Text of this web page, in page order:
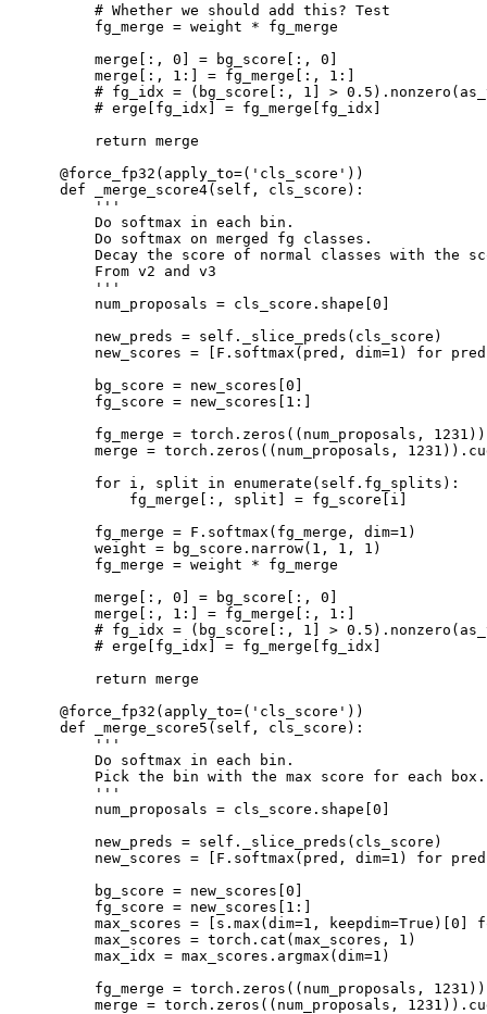
# Whether we should add this? Test
        fg_merge
= weight * fg_merge
        merge
:, 0 = bg_score :, 0
        merge
:, 1 : = fg_merge :, 1 :
# fg_idx = (bg_score[:, 1] >
# erge[fg_idx] = fg_merge[fg_idx]
return merge
    @force_fp32
( apply_to=( 'cls_score' ))
    def _merge_score4
( self, cls_score ) :
'' '
        Do softmax
in each bin.
        Do softmax on merged
fg classes.
Decay the score of normal classes with the
        From v2 and v3
'' '
        num_proposals
= cls_score.shape 0
        new_preds
= self._slice_preds ( cls_score )
        new_scores
= F.softmax ( pred, dim=1 ) for pred
        bg_score
= new_scores 0
        fg_score
= new_scores 1 :
        fg_merge
= torch.zeros (( num_proposals , 1231 ))
        merge
= torch.zeros (( num_proposals , 1231 ))
for i, split in enumerate ( self.fg_splits ) :
            fg_merge
:, split = fg_score i
        fg_merge
= F.softmax ( fg_merge, dim=1 )
        weight
= bg_score.narrow( 1 , 1 , 1 )
        fg_merge
= weight * fg_merge
        merge
:, 0 = bg_score :, 0
        merge
:, 1 : = fg_merge :, 1 :
# fg_idx = (bg_score[:, 1] >
# erge[fg_idx] = fg_merge[fg_idx]
return merge
    @force_fp32
( apply_to=( 'cls_score' ))
    def _merge_score5
( self, cls_score ) :
'' '
        Do softmax
in each bin.
        Pick the bin with the max score
for each box.
'' '
        num_proposals
= cls_score.shape 0
        new_preds
= self._slice_preds ( cls_score )
        new_scores
= F.softmax ( pred, dim=1 ) for pred
        bg_score
= new_scores 0
        fg_score
= new_scores 1 :
        max_scores
= s.max ( dim=1 , keepdim=True ) 0
        max_scores
= torch.cat ( max_scores, 1 )
        max_idx
= max_scores.argmax ( dim=1 )
        fg_merge
= torch.zeros (( num_proposals , 1231 ))
        merge
= torch.zeros (( num_proposals , 1231 ))